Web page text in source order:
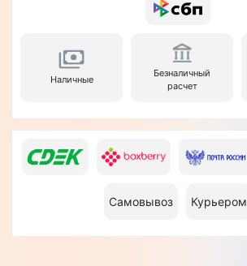
Наличные
Безналичный
расчет
Самовывоз Курьером